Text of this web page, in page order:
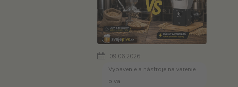
09.06.2026
Vybavenie a nástroje na varenie
piva